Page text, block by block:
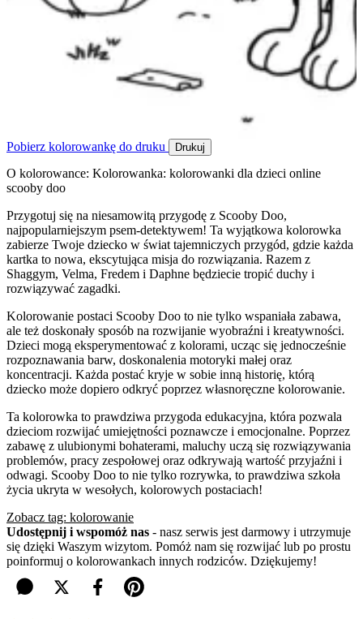
Pobierz kolorowankę do druku Drukuj
O kolorowance: Kolorowanka: kolorowanki dla dzieci online
scooby doo
Przygotuj się na niesamowitą przygodę z Scooby Doo,
najpopularniejszym psem-detektywem! Ta wyjątkowa kolorowka
zabierze Twoje dziecko w świat tajemniczych przygód, gdzie każda
kartka to nowa, ekscytująca misja do rozwiązania. Razem z
Shaggym, Velma, Fredem i Daphne będziecie tropić duchy i
rozwiązywać zagadki.
Kolorowanie postaci Scooby Doo to nie tylko wspaniała zabawa,
ale też doskonały sposób na rozwijanie wyobraźni i kreatywności.
Dzieci mogą eksperymentować z kolorami, ucząc się jednocześnie
rozpoznawania barw, doskonalenia motoryki małej oraz
koncentracji. Każda postać kryje w sobie inną historię, którą
dziecko może dopiero odkryć poprzez własnoręczne kolorowanie.
Ta kolorowka to prawdziwa przygoda edukacyjna, która pozwala
dzieciom rozwijać umiejętności poznawcze i emocjonalne. Poprzez
zabawę z ulubionymi bohaterami, maluchy uczą się rozwiązywania
problemów, pracy zespołowej oraz odkrywają wartość przyjaźni i
odwagi. Scooby Doo to nie tylko rozrywka, to prawdziwa szkoła
życia ukryta w wesołych, kolorowych postaciach!
Zobacz tag: kolorowanie
Udostępnij i wspomóż nas - nasz serwis jest darmowy i utrzymuje
się dzięki Waszym wizytom. Pomóż nam się rozwijać lub po prostu
poinformuj o kolorowankach innych rodziców. Dziękujemy!